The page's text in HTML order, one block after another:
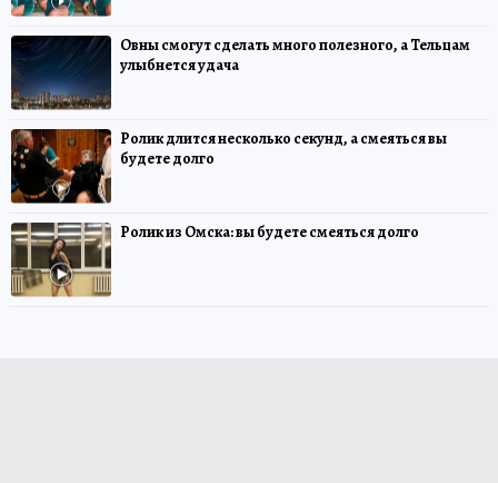
Овны смогут сделать много полезного, а Тельцам
улыбнется удача
Ролик длится несколько секунд, а смеяться вы
будете долго
Ролик из Омска: вы будете смеяться долго